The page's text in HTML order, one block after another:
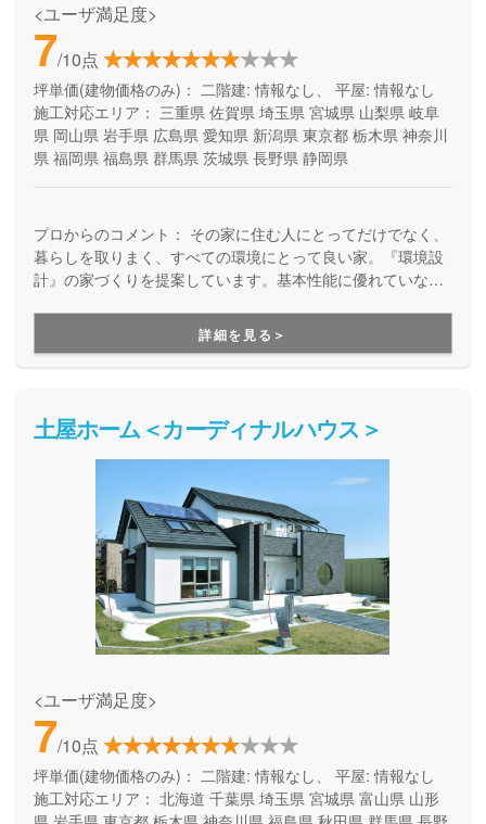
<ユーザ満足度>
7/10点
坪単価(建物価格のみ)： 二階建: 情報なし、 平屋: 情報なし
施工対応エリア： 三重県 佐賀県 埼玉県 宮城県 山梨県 岐阜
県 岡山県 岩手県 広島県 愛知県 新潟県 東京都 栃木県 神奈川
県 福岡県 福島県 群馬県 茨城県 長野県 静岡県
プロからのコメント： その家に住む人にとってだけでなく、
暮らしを取りまく、すべての環境にとって良い家。『環境設
計』の家づくりを提案しています。基本性能に優れていなが
で、そしてエコな住宅を提供しています。
詳細を見る＞
土屋ホーム＜カーディナルハウス＞
<ユーザ満足度>
7/10点
坪単価(建物価格のみ)： 二階建: 情報なし、 平屋: 情報なし
施工対応エリア： 北海道 千葉県 埼玉県 宮城県 富山県 山形